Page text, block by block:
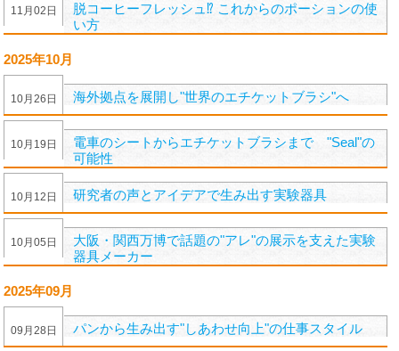
11 月 02 日
脱コーヒーフレッシュ⁉︎ これからのポーションの使
い方
2025年10月
10月 26 日 海外拠点を展開し"世界のエチケットブラシ"へ
10月 19 日
電車のシートからエチケットブラシまで "Seal"の
可能性
10月 12 日 研究者の声とアイデアで生み出す実験器具
10月 05 日
大阪・関西万博で話題の"アレ"の展示を支えた実験
器具メーカー
2025年09月
09 月 28 日 パンから生み出す"しあわせ向上"の仕事スタイル